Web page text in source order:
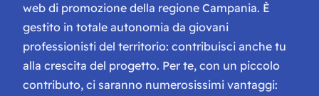
web di promozione della regione Campania. È
gestito in totale autonomia da giovani
professionisti del territorio: contribuisci anche tu
alla crescita del progetto. Per te, con un piccolo
contributo, ci saranno numerosissimi vantaggi: